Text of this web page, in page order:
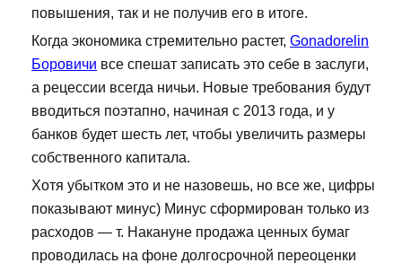
повышения, так и не получив его в итоге.
Когда экономика стремительно растет, Gonadorelin
Боровичи все спешат записать это себе в заслуги,
а рецессии всегда ничьи. Новые требования будут
вводиться поэтапно, начиная с 2013 года, и у
банков будет шесть лет, чтобы увеличить размеры
собственного капитала.
Хотя убытком это и не назовешь, но все же, цифры
показывают минус) Минус сформирован только из
расходов — т. Накануне продажа ценных бумаг
проводилась на фоне долгосрочной переоценки